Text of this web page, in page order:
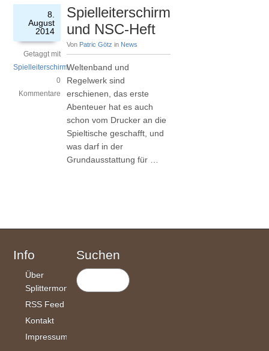
8.
August
2014
Getaggt mit
Spielleiterschirm
0
Kommentare
Spielleiterschirm
und NSC-Heft
Von Patric Götz in News
Weltenband und
Regelwerk sind
erschienen, das erste
Abenteuer hat es auch
schon vom Drucker an die
Spieltische geschafft, und
was darf in der
Grundausstattung für …
Info
Über
Splittermond
RSS Feed
Kontakt
Impressum
Suchen